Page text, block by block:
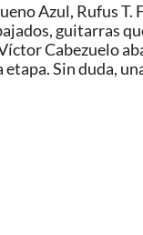
Azul, Rufus T.
guitarras
Cabezuelo
Sin duda,